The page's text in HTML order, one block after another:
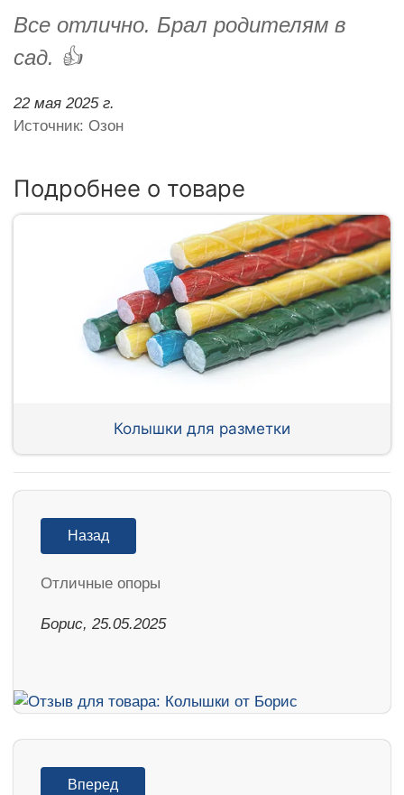
Все отлично. Брал родителям в
сад. 👍
22 мая 2025 г.
Источник: Озон
Подробнее о товаре
Колышки для разметки
Назад
Отличные опоры
Борис, 25.05.2025
Вперед